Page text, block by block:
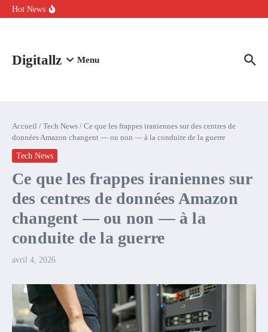
Aller au contenu
Hot News
Comment l’IA simplifie la data de caisse pour la transformer en
Digitallz Menu
Accueil / Tech News / Ce que les frappes iraniennes sur des centres de
données Amazon changent — ou non — à la conduite de la guerre
Tech News
Ce que les frappes iraniennes sur
des centres de données Amazon
changent — ou non — à la
conduite de la guerre
avril 4, 2026